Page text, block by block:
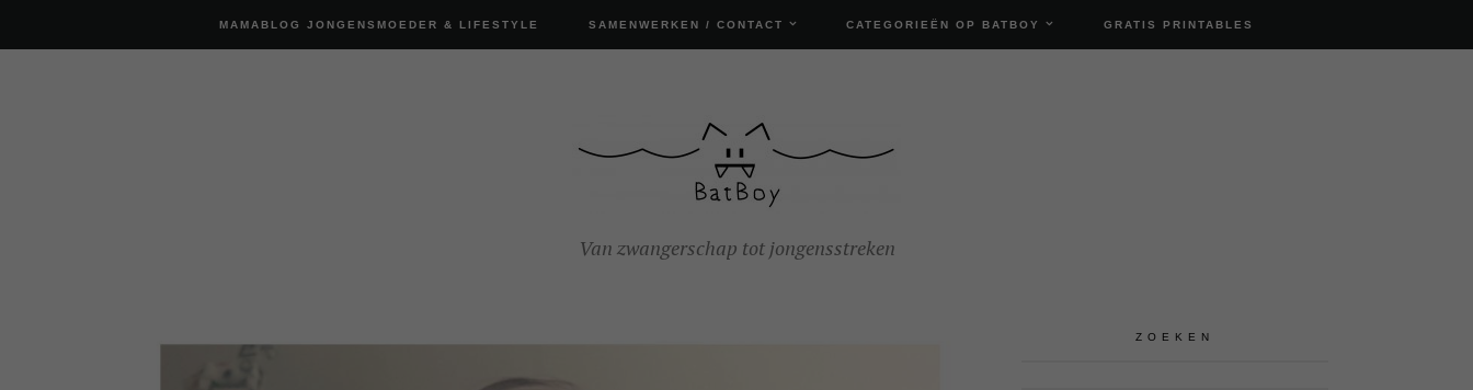
MAMABLOG JONGENSMOEDER & LIFESTYLE SAMENWERKEN / CONTACT CATEGORIEËN OP BATBOY GRATIS PRINTABLES
Van zwangerschap tot jongensstreken
ZOEKEN